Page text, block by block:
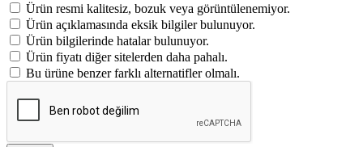
Ürün resmi kalitesiz, bozuk veya görüntülenemiyor.
Ürün açıklamasında eksik bilgiler bulunuyor.
Ürün bilgilerinde hatalar bulunuyor.
Ürün fiyatı diğer sitelerden daha pahalı.
Bu ürüne benzer farklı alternatifler olmalı.